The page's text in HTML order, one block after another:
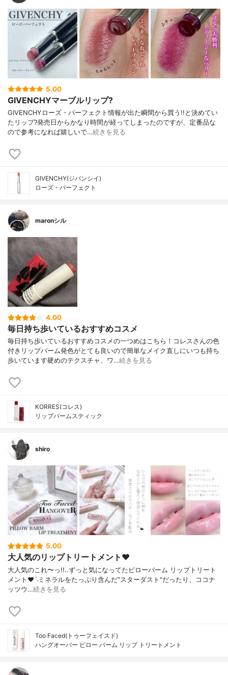
5.00
GIVENCHYマーブルリップ?
GIVENCHYローズ・パーフェクト情報が出た瞬間から買う!!と決めてい
たリップ?発売日からかなり時間が経ってしまったのですが、定番品な
ので参考になれば嬉しいで…続きを見る
GIVENCHY(ジバンシイ)
ローズ・パーフェクト
maronシル
4.00
毎日持ち歩いているおすすめコスメ
毎日持ち歩いているおすすめコスメの一つめはこちら！コレスさんの色
付きリップバーム発色がとても良いので簡単なメイク直しにいつも持ち
歩いています硬めのテクスチャ、ワ…続きを見る
KORRES(コレス)
リップバームスティック
shiro
5.00
大人気のリップトリートメント❤︎
大人気のこれ〜っ!! . . ずっと気になってた ピローバーム リップトリート
メント❤︎ˊ˗ ミネラルをたっぷり含んだ"スターダスト" だったり、ココナ
ッツウ…続きを見る
Too Faced(トゥーフェイスド)
ハングオーバー ピロー バーム リップ トリートメント